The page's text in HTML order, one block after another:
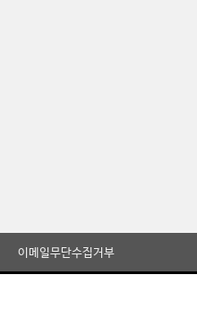
이메일무단수집거부